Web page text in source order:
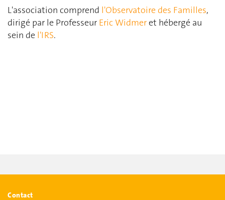
L'association comprend l'Observatoire des Familles,
dirigé par le Professeur Eric Widmeret hébergé au
sein de l'IRS.
Contact